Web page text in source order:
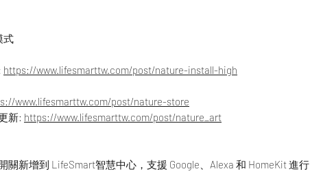
式
https://www.lifesmarttw.com/post/nature-install-high
www.lifesmarttw.com/post/nature-store
新: https://www.lifesmarttw.com/post/nature_art
關新增到 LifeSmart智慧中心，支援 Google、Alexa 和 HomeKit 進行